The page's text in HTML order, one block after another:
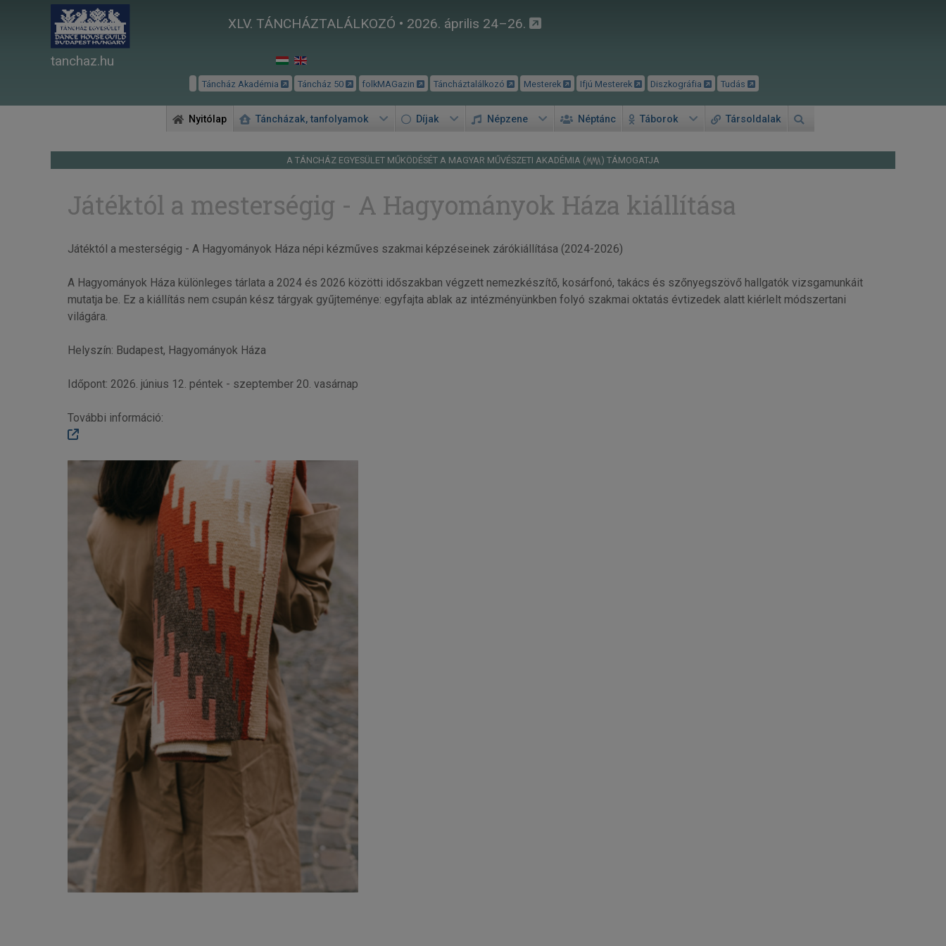
XLV. TÁNCHÁZTALÁLKOZÓ • 2026. április 24–26.
tanchaz.hu
Táncház Akadémia Táncház 50 folkMAGazin Táncháztalálkozó Mesterek Ifjú Mesterek Diszkográfia Tudás
Nyitólap Táncházak, tanfolyamok Díjak Népzene Néptánc Táborok Társoldalak
A TÁNCHÁZ EGYESÜLET MŰKÖDÉSÉT A MAGYAR MŰVÉSZETI AKADÉMIA ( ) TÁMOGATJA
Játéktól a mesterségig - A Hagyományok Háza kiállítása
Játéktól a mesterségig - A Hagyományok Háza népi kézműves szakmai képzéseinek zárókiállítása (2024-2026)
A Hagyományok Háza különleges tárlata a 2024 és 2026 közötti időszakban végzett nemezkészítő, kosárfonó, takács és szőnyegszövő hallgatók vizsgamunkáit
mutatja be. Ez a kiállítás nem csupán kész tárgyak gyűjteménye: egyfajta ablak az intézményünkben folyó szakmai oktatás évtizedek alatt kiérlelt módszertani
világára.
Helyszín: Budapest, Hagyományok Háza
Időpont: 2026. június 12. péntek - szeptember 20. vasárnap
További információ: